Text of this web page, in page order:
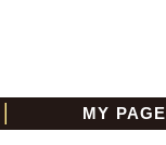
MY PAGE